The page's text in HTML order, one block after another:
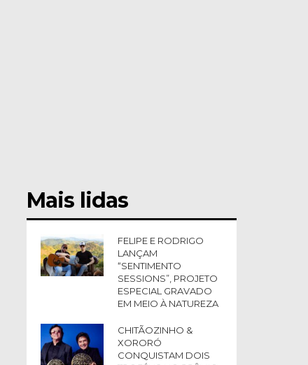
Mais lidas
FELIPE E RODRIGO
LANÇAM
“SENTIMENTO
SESSIONS”, PROJETO
ESPECIAL GRAVADO
EM MEIO À NATUREZA
CHITÃOZINHO &
XORORÓ
CONQUISTAM DOIS